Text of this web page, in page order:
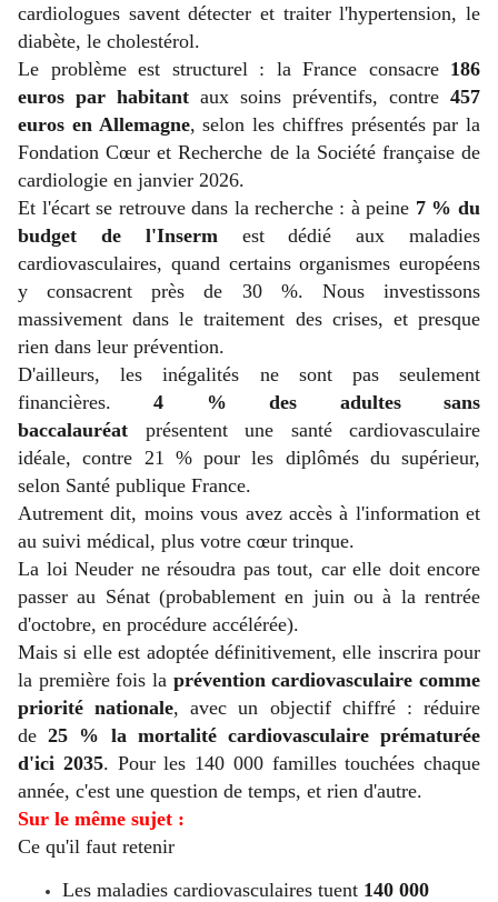
cardiologues savent détecter et traiter l'hypertension, le
diabète, le cholestérol.
Le problème est structurel : la France consacre 186
euros par habitant aux soins préventifs, contre 457
euros en Allemagne, selon les chiffres présentés par la
Fondation Cœur et Recherche de la Société française de
cardiologie en janvier 2026.
Et l'écart se retrouve dans la recherche : à peine 7 % du
budget de l'Inserm est dédié aux maladies
cardiovasculaires, quand certains organismes européens
y consacrent près de 30 %. Nous investissons
massivement dans le traitement des crises, et presque
rien dans leur prévention.
D'ailleurs, les inégalités ne sont pas seulement
financières.4 % des adultes sans
baccalauréat présentent une santé cardiovasculaire
idéale, contre 21 % pour les diplômés du supérieur,
selon Santé publique France.
Autrement dit, moins vous avez accès à l'information et
au suivi médical, plus votre cœur trinque.
La loi Neuder ne résoudra pas tout, car elle doit encore
passer au Sénat (probablement en juin ou à la rentrée
d'octobre, en procédure accélérée).
Mais si elle est adoptée définitivement, elle inscrira pour
la première fois la prévention cardiovasculaire comme
priorité nationale, avec un objectif chiffré : réduire
de25 % la mortalité cardiovasculaire prématurée
d'ici 2035. Pour les 140 000 familles touchées chaque
année, c'est une question de temps, et rien d'autre.
Sur le même sujet :
Ce qu'il faut retenir
Les maladies cardiovasculaires tuent 140 000